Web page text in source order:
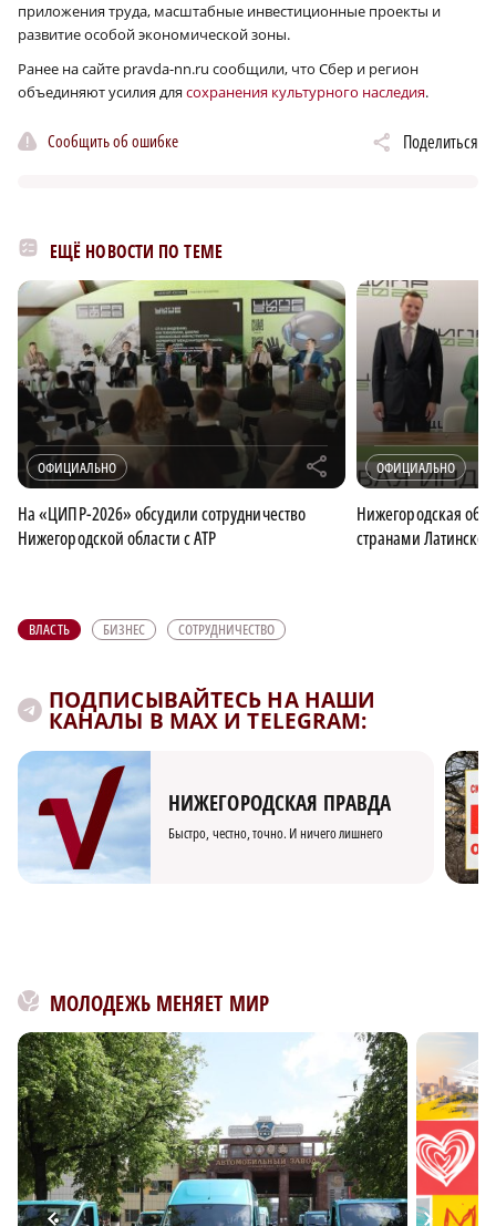
приложения труда, масштабные инвестиционные проекты и
развитие особой экономической зоны.
Ранее на сайте pravda-nn.ru сообщили, что Сбер и регион
объединяют усилия для сохранения культурного наследия.
Сообщить об ошибке Поделиться
ЕЩЁ НОВОСТИ ПО ТЕМЕ
ОФИЦИАЛЬНО r
На «ЦИПР-2026» обсудили сотрудничество
Нижегородской области с АТР
ОФИЦИАЛЬНО
Нижегородская
странами
ВЛАСТЬ БИЗНЕС СОТРУДНИЧЕСТВО
ПОДПИСЫВАЙТЕСЬ НА НАШИ
КАНАЛЫ В MAX И TELEGRAM:
НИЖЕГОРОДСКАЯ ПРАВДА
Быстро, честно, точно. И ничего лишнего
МОЛОДЕЖЬ МЕНЯЕТ МИР